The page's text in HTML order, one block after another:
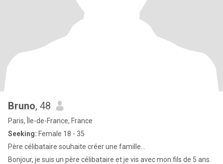
Bruno, 48
Paris, Île-de-France, France
Seeking: Female 18 - 35
Père célibataire souhaite créer une famille...
Bonjour, je suis un père célibataire et je vis avec mon fils de 5 ans.